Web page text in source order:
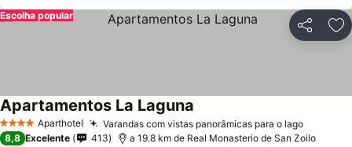
Partilhar
Escolha popular
4 EstrelasAparthotel Varandas com vistas panorâmicas para o lagoVer
Apartamentos La Laguna
8,8 Excelente 413 a 19.8 km de Real Monasterio de San Zoilo